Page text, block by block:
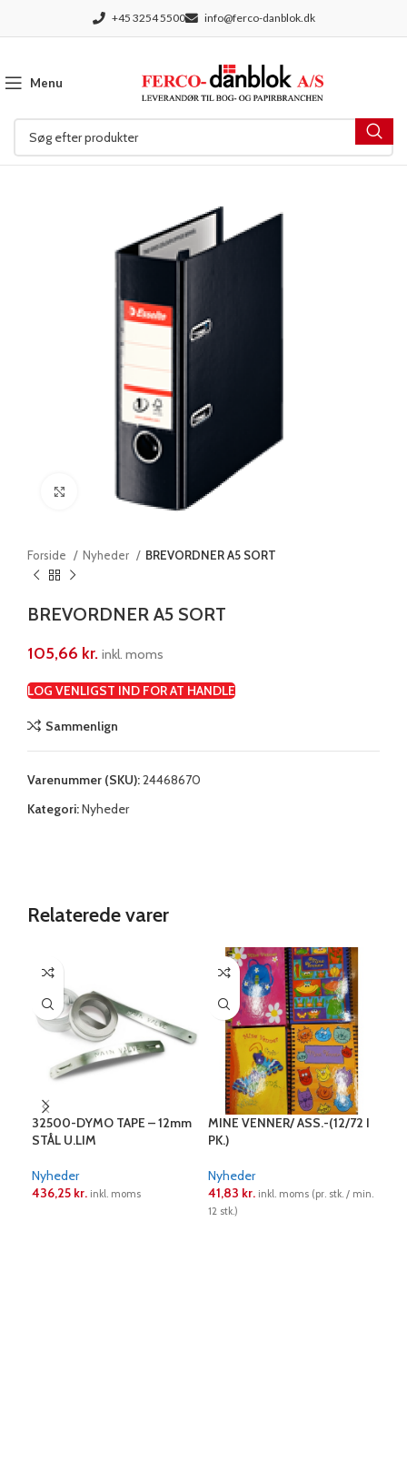
+45 3254 5500 info@ferco-danblok.dk
Menu
Klik for at forstørre
Forside Nyheder BREVORDNER A5 SORT
BREVORDNER A5 SORT
105,66 kr. inkl. moms
LOG VENLIGST IND FOR AT HANDLE
Sammenlign
Varenummer (SKU):24468670
Kategori:Nyheder
Relaterede varer
32500-DYMO TAPE – 12mm
STÅL U.LIM
Nyheder
436,25 kr. inkl. moms
MINE VENNER/ ASS.-(12/72 I
PK.)
Nyheder
41,83 kr. inkl. moms (pr. stk. / min.
12 stk.)